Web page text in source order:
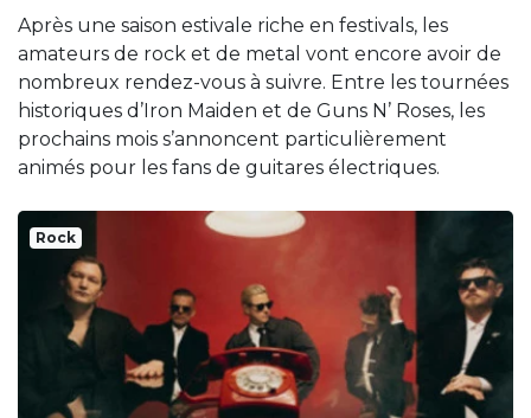
Après une saison estivale riche en festivals, les
amateurs de rock et de metal vont encore avoir de
nombreux rendez-vous à suivre. Entre les tournées
historiques d’Iron Maiden et de Guns N’ Roses, les
prochains mois s’annoncent particulièrement
animés pour les fans de guitares électriques.
Rock